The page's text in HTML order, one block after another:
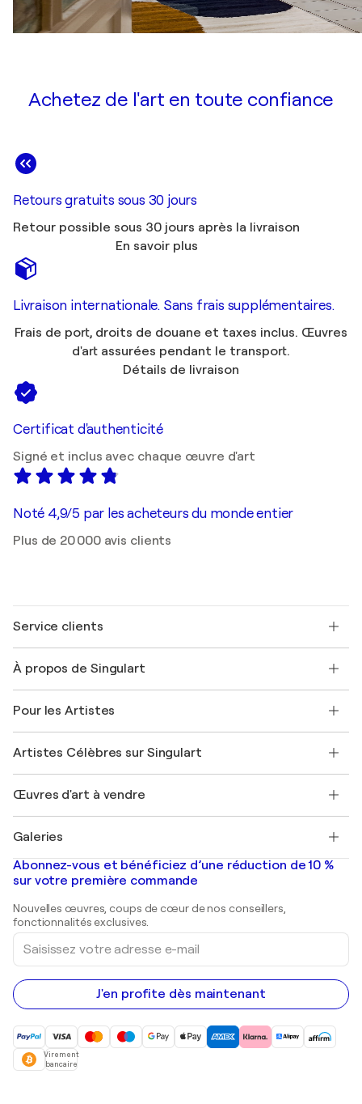
Achetez de l'art en toute confiance
Retours gratuits sous 30 jours
Retour possible sous 30 jours après la livraison
En savoir plus
Livraison internationale. Sans frais supplémentaires.
Frais de port, droits de douane et taxes inclus. Œuvres
d'art assurées pendant le transport.
Détails de livraison
Certificat d'authenticité
Signé et inclus avec chaque œuvre d'art
Noté 4,9/5 par les acheteurs du monde entier
Plus de 20 000 avis clients
Service clients
Expédition
Offrir une carte cadeau
Rejoignez notre programme commercial
Mon compte
+33 1 76 44 06 42
À propos de Singulart
FAQ
Magazine Singulart
Emplois
Découvrez une sélection d'art original
Pour les Artistes
Se connecter en tant qu'Artiste
Artistes Célèbres sur Singulart
Marc Chagall
Banksy
Mr. Brainwash
Shepard Fairey
Œuvres d'art à vendre
Tableaux abstraits à vendre
Peintures de paysage
Estampes
Peintures acryliques
Galeries
Galeries d'art en France
Galeries d'art en Belgique
Abonnez-vous et bénéficiez d’une réduction de 10 %
sur votre première commande
Nouvelles œuvres, coups de cœur de nos conseillers,
fonctionnalités exclusives.
Saisissez
votre
adresse
e-
mail
J'en profite dès maintenant
Virement
bancaire